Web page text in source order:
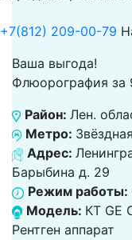
+7(812) 209-00-79
Ваша выгода!
Флюорография за
Район: Лен.
Метро:
Адрес:
Барыбина д. 29
Режим работы:
Модель: КТ GE
Рентген аппарат